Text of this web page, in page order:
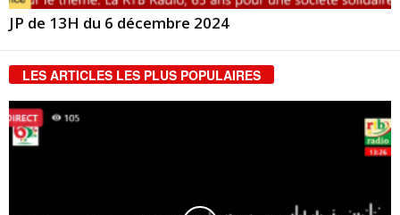
JP de 13H du 6 décembre 2024
LES ARTICLES LES PLUS POPULAIRES